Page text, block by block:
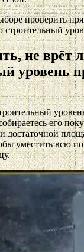
проверить
строительный
не врёт
уровень
его
достаточной
уместить всю